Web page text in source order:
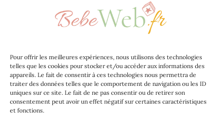
Pour offrir les meilleures expériences, nous utilisons des technologies
telles que les cookies pour stocker et/ou accéder aux informations des
appareils. Le fait de consentir à ces technologies nous permettra de
traiter des données telles que le comportement de navigation ou les ID
uniques sur ce site. Le fait de ne pas consentir ou de retirer son
consentement peut avoir un effet négatif sur certaines caractéristiques
et fonctions.
contact@bebeweb.fr
Jeff Concept
Mentions légales